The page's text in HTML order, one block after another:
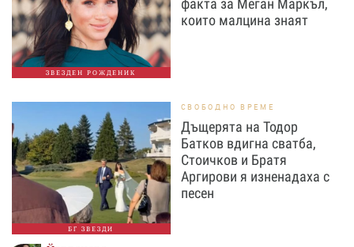
ЗВЕЗДЕН РОЖДЕНИК
факта за Меган Маркъл,
които малцина знаят
БГ ЗВЕЗДИ
СВОБОДНО ВРЕМЕ
Дъщерята на Тодор
Батков вдигна сватба,
Стоичков и Братя
Аргирови я изненадаха с
песен